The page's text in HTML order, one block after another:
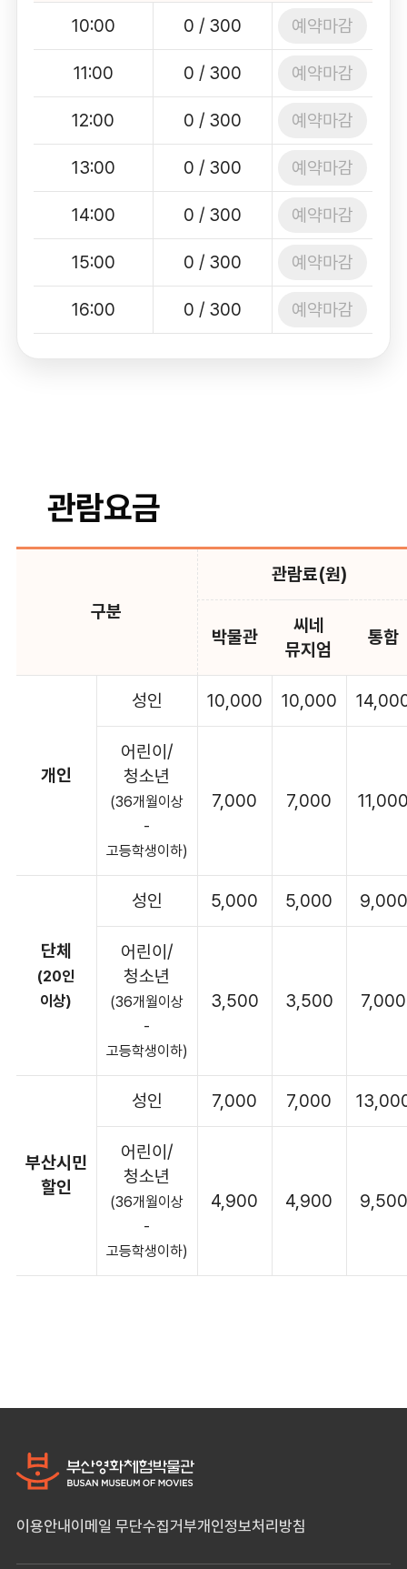
10:00 0 / 300 예약마감
11:00 0 / 300 예약마감
12:00 0 / 300 예약마감
13:00 0 / 300 예약마감
14:00 0 / 300 예약마감
15:00 0 / 300 예약마감
16:00 0 / 300 예약마감
관람요금
구분
관람료(원)
박물관
씨네
뮤지엄
통합
개인
성인 10,000 10,000
어린이/
청소년
(36개월이상
-
고등학생이하)
7,000 7,000
단체
(20인
이상)
성인 5,000 5,000 9,000
어린이/
청소년
(36개월이상
-
고등학생이하)
3,500 3,500 7,000
부산시민
할인
성인 7,000 7,000
어린이/
청소년
(36개월이상
-
고등학생이하)
4,900 4,900 9,500
이용안내 이메일 무단수집거부개인정보처리방침